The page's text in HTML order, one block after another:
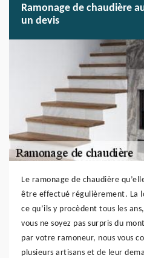
Ramonage de chaudière
un devis
Le ramonage de chaudière
être effectué régulièrement. La
ce qu’ils y procèdent tous les
vous ne soyez pas surpris du
par votre ramoneur, nous vous
plusieurs artisans et de leur